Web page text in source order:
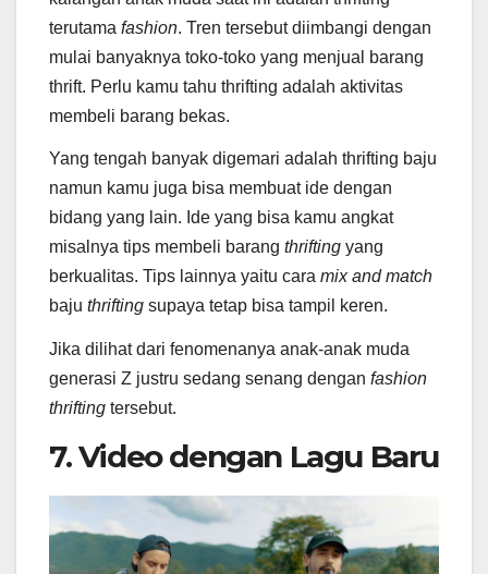
terutama fashion. Tren tersebut diimbangi dengan
mulai banyaknya toko-toko yang menjual barang
thrift. Perlu kamu tahu thrifting adalah aktivitas
membeli barang bekas.
Yang tengah banyak digemari adalah thrifting baju
namun kamu juga bisa membuat ide dengan
bidang yang lain. Ide yang bisa kamu angkat
misalnya tips membeli barang thrifting yang
berkualitas. Tips lainnya yaitu cara mix and match
baju thrifting supaya tetap bisa tampil keren.
Jika dilihat dari fenomenanya anak-anak muda
generasi Z justru sedang senang dengan fashion
thrifting tersebut.
7. Video dengan Lagu Baru